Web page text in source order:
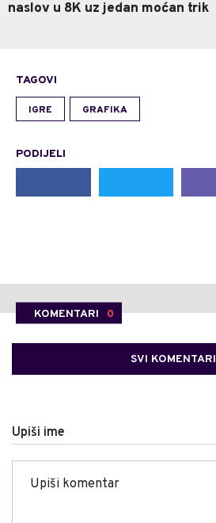
naslov u 8K uz jedan moćan trik
TAGOVI
IGRE GRAFIKA
PODIJELI
KOMENTARI 0
SVI KOMENTARI
Upiši ime